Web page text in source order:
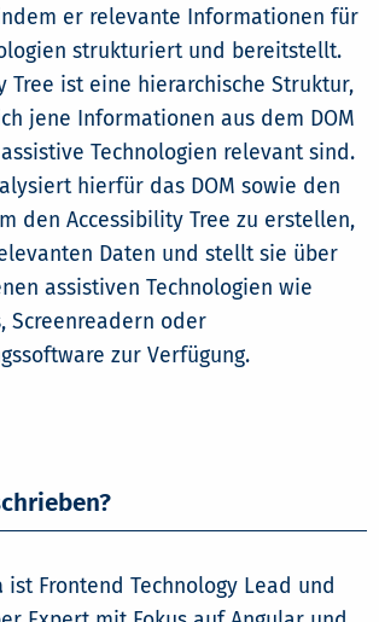
er relevante Informationen für
strukturiert und bereitstellt.
Tree ist eine hierarchische Struktur,
jene Informationen aus dem DOM
Technologien relevant sind.
hierfür das DOM sowie den
den Accessibility Tree zu erstellen,
Daten und stellt sie über
assistiven Technologien wie
Screenreadern oder
zur Verfügung.
ist Frontend Technology Lead und